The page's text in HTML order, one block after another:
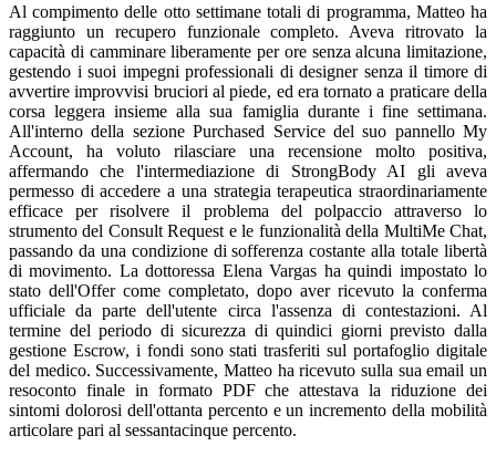
Al compimento delle otto settimane totali di programma, Matteo ha
raggiunto un recupero funzionale completo. Aveva ritrovato la
capacità di camminare liberamente per ore senza alcuna limitazione,
gestendo i suoi impegni professionali di designer senza il timore di
avvertire improvvisi bruciori al piede, ed era tornato a praticare della
corsa leggera insieme alla sua famiglia durante i fine settimana.
All'interno della sezione Purchased Service del suo pannello My
Account, ha voluto rilasciare una recensione molto positiva,
affermando che l'intermediazione di StrongBody AI gli aveva
permesso di accedere a una strategia terapeutica straordinariamente
efficace per risolvere il problema del polpaccio attraverso lo
strumento del Consult Request e le funzionalità della MultiMe Chat,
passando da una condizione di sofferenza costante alla totale libertà
di movimento. La dottoressa Elena Vargas ha quindi impostato lo
stato dell'Offer come completato, dopo aver ricevuto la conferma
ufficiale da parte dell'utente circa l'assenza di contestazioni. Al
termine del periodo di sicurezza di quindici giorni previsto dalla
gestione Escrow, i fondi sono stati trasferiti sul portafoglio digitale
del medico. Successivamente, Matteo ha ricevuto sulla sua email un
resoconto finale in formato PDF che attestava la riduzione dei
sintomi dolorosi dell'ottanta percento e un incremento della mobilità
articolare pari al sessantacinque percento.